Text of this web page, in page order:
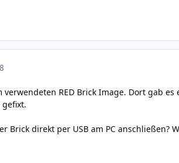
RED Brick Image. Dort gab
Brick direkt per USB am PC anschließen?